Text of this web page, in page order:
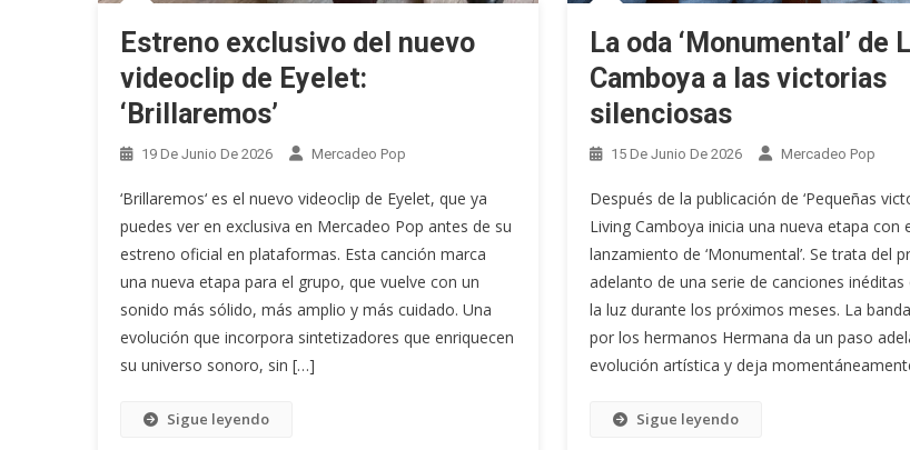
Estreno exclusivo del nuevo
videoclip de Eyelet:
‘Brillaremos’
19 De Junio De 2026 Mercadeo Pop
‘Brillaremos‘ es el nuevo videoclip de Eyelet, que ya
puedes ver en exclusiva en Mercadeo Pop antes de su
estreno oficial en plataformas. Esta canción marca
una nueva etapa para el grupo, que vuelve con un
sonido más sólido, más amplio y más cuidado. Una
evolución que incorpora sintetizadores que enriquecen
su universo sonoro, sin […]
Sigue leyendo
La oda ‘Monumental’ de
Camboya a las victorias
silenciosas
15 De Junio De 2026 Mercadeo Pop
Después de la publicación de ‘Pequeñas
Living Camboya inicia una nueva etapa con
lanzamiento de ‘Monumental’. Se trata del
adelanto de una serie de canciones inéditas
la luz durante los próximos meses. La
por los hermanos Hermana da un paso
evolución artística y deja
Sigue leyendo